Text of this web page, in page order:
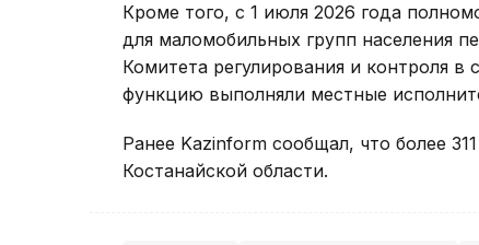
Кроме того, с 1 июля 2026 года
для маломобильных групп населения
Комитета регулирования и контроля
функцию выполняли местные
Ранее Kazinform сообщал, что более
Костанайской области.